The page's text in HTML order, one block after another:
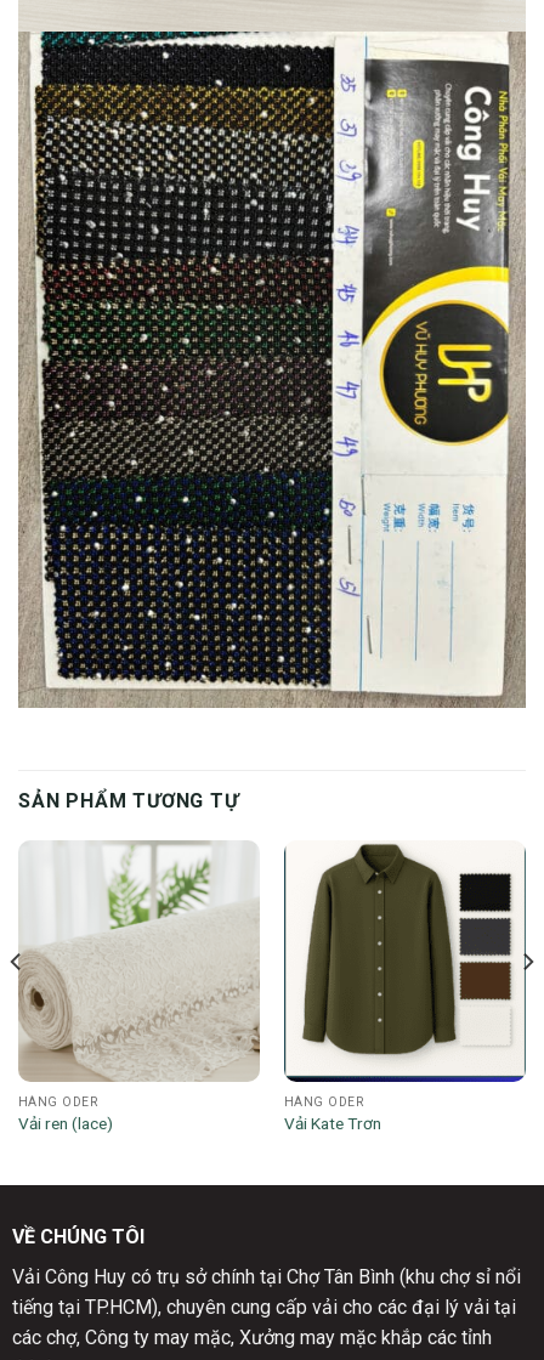
SẢN PHẨM TƯƠNG TỰ
HÀNG ODER
Vải ren (lace)
HÀNG ODER
Vải Kate Trơn
VỀ CHÚNG TÔI
Vải Công Huy có trụ sở chính tại Chợ Tân Bình (khu chợ sỉ nổi
tiếng tại TP.HCM), chuyên cung cấp vải cho các đại lý vải tại
các chợ, Công ty may mặc, Xưởng may mặc khắp các tỉnh